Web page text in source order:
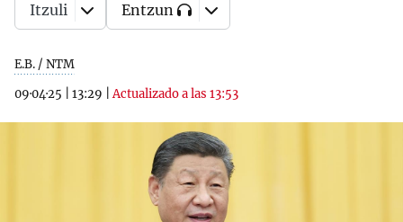
E.B. / NTM
09·04·25
13:29 |Actualizado a las 13:53
Itzuli Entzun